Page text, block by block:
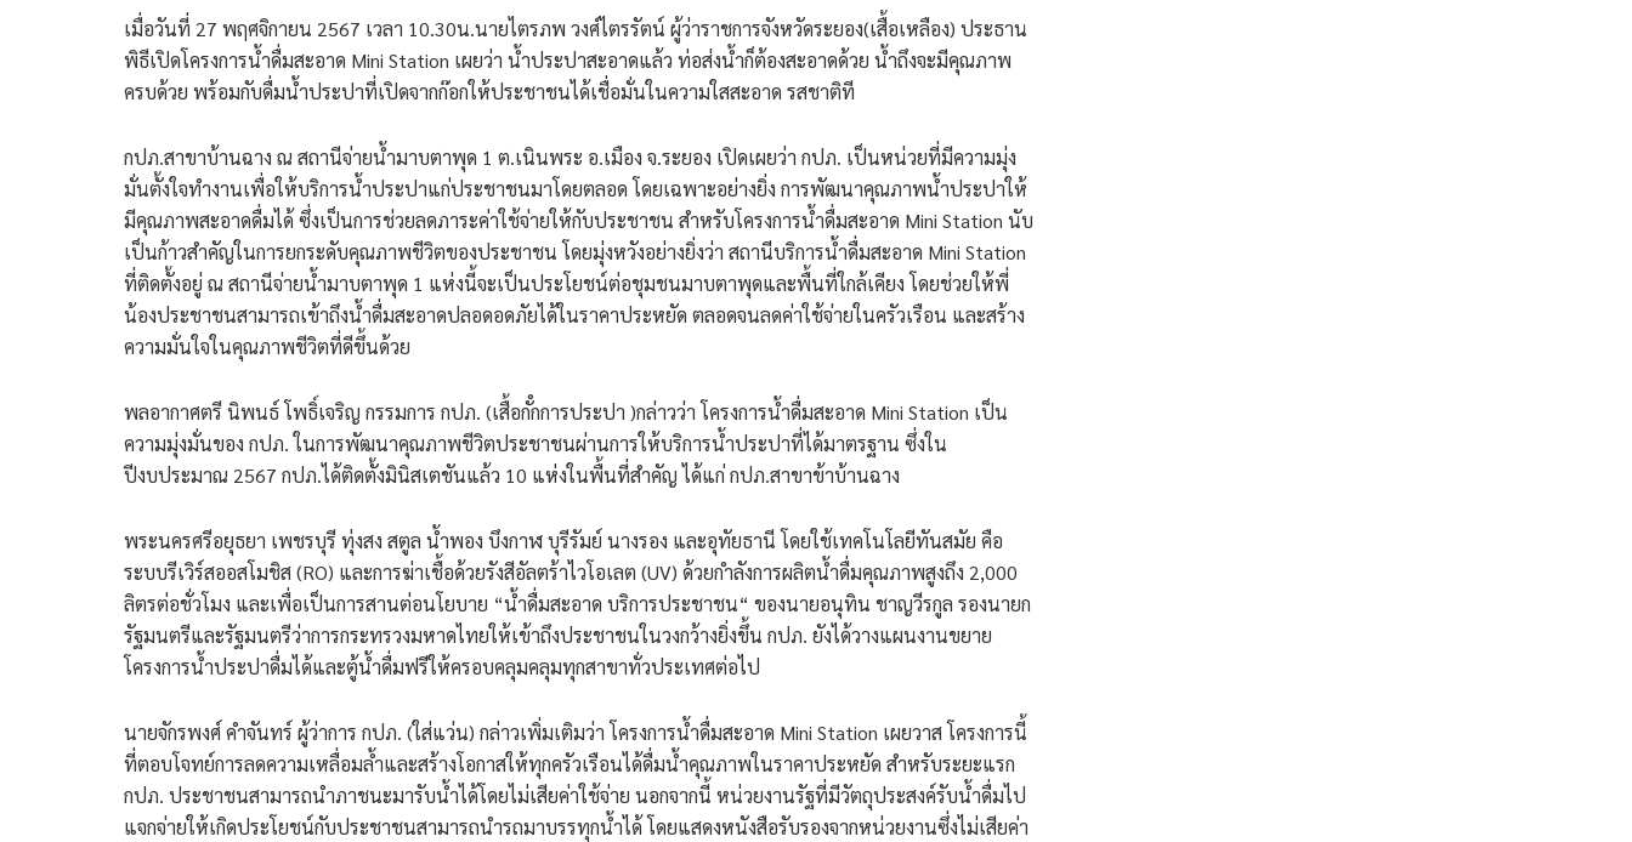
เมื่อวันที่ 27 พฤศจิกายน 2567 เวลา 10.30น.นายไตรภพ วงศ์ไตรรัตน์ ผู้ว่าราชการจังหวัดระยอง(เสื้อเหลือง) ประธาน
พิธีเปิดโครงการน้ำดื่มสะอาด Mini Station เผยว่า น้ำประปาสะอาดแล้ว ท่อส่งน้ำก็ต้องสะอาดด้วย น้ำถึงจะมีคุณภาพ
ครบด้วย พร้อมกับดื่มน้ำประปาที่เปิดจากก๊อกให้ประชาชนได้เชื่อมั่นในความใสสะอาด รสชาติที
กปภ.สาขาบ้านฉาง ณ สถานีจ่ายน้ำมาบตาพุด 1 ต.เนินพระ อ.เมือง จ.ระยอง เปิดเผยว่า กปภ. เป็นหน่วยที่มีความมุ่ง
มั่นตั้งใจทำงานเพื่อให้บริการน้ำประปาแก่ประชาชนมาโดยตลอด โดยเฉพาะอย่างยิ่ง การพัฒนาคุณภาพน้ำประปาให้
มีคุณภาพสะอาดดื่มได้ ซึ่งเป็นการช่วยลดภาระค่าใช้จ่ายให้กับประชาชน สำหรับโครงการน้ำดื่มสะอาด Mini Station นับ
เป็นก้าวสำคัญในการยกระดับคุณภาพชีวิตของประชาชน โดยมุ่งหวังอย่างยิ่งว่า สถานีบริการน้ำดื่มสะอาด Mini Station
ที่ติดตั้งอยู่ ณ สถานีจ่ายน้ำมาบตาพุด 1 แห่งนี้จะเป็นประโยชน์ต่อชุมชนมาบตาพุดและพื้นที่ใกล้เคียง โดยช่วยให้พี่
น้องประชาชนสามารถเข้าถึงน้ำดื่มสะอาดปลอดอดภัยได้ในราคาประหยัด ตลอดจนลดค่าใช้จ่ายในครัวเรือน และสร้าง
ความมั่นใจในคุณภาพชีวิตที่ดีขึ้นด้วย
พลอากาศตรี นิพนธ์ โพธิ์เจริญ กรรมการ กปภ. (เสื้อกัํกการประปา )กล่าวว่า โครงการน้ำดื่มสะอาด Mini Station เป็น
ความมุ่งมั่นของ กปภ. ในการพัฒนาคุณภาพชีวิตประชาชนผ่านการให้บริการน้ำประปาที่ได้มาตรฐาน ซึ่งใน
ปีงบประมาณ 2567 กปภ.ได้ติดตั้งมินิสเตชันแล้ว 10 แห่งในพื้นที่สำคัญ ได้แก่ กปภ.สาขาข้าบ้านฉาง
พระนครศรีอยุธยา เพชรบุรี ทุ่งสง สตูล น้ำพอง บึงกาฬ บุรีรัมย์ นางรอง และอุทัยธานี โดยใช้เทคโนโลยีทันสมัย คือ
ระบบรีเวิร์สออสโมชิส (RO) และการฆ่าเชื้อด้วยรังสีอัลตร้าไวโอเลต (UV) ด้วยกำลังการผลิตน้ำดื่มคุณภาพสูงถึง 2,000
ลิตรต่อชั่วโมง และเพื่อเป็นการสานต่อนโยบาย “น้ำดื่มสะอาด บริการประชาชน“ ของนายอนุทิน ชาญวีรกูล รองนายก
รัฐมนตรีและรัฐมนตรีว่าการกระทรวงมหาดไทยให้เข้าถึงประชาชนในวงกว้างยิ่งขึ้น กปภ. ยังได้วางแผนงานขยาย
โครงการน้ำประปาดื่มได้และตู้น้ำดื่มฟรีให้ครอบคลุมคลุมทุกสาขาทั่วประเทศต่อไป
นายจักรพงศ์ คำจันทร์ ผู้ว่าการ กปภ. (ใส่แว่น) กล่าวเพิ่มเติมว่า โครงการน้ำดื่มสะอาด Mini Station เผยวาส โครงการนี้
ที่ตอบโจทย์การลดความเหลื่อมล้ำและสร้างโอกาสให้ทุกครัวเรือนได้ดื่มน้ำคุณภาพในราคาประหยัด สำหรับระยะแรก
กปภ. ประชาชนสามารถนำภาชนะมารับน้ำได้โดยไม่เสียค่าใช้จ่าย นอกจากนี้ หน่วยงานรัฐที่มีวัตถุประสงค์รับน้ำดื่มไป
แจกจ่ายให้เกิดประโยชน์กับประชาชนสามารถนำรถมาบรรทุกน้ำได้ โดยแสดงหนังสือรับรองจากหน่วยงานซึ่งไม่เสียค่า